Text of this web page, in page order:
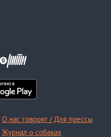
О нас говорят / Для прессы
Журнал о собаках